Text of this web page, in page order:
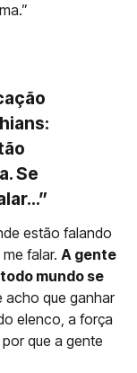
Se
estão falando
falar. A gente
mundo se
acho que ganhar
elenco, a força
que a gente